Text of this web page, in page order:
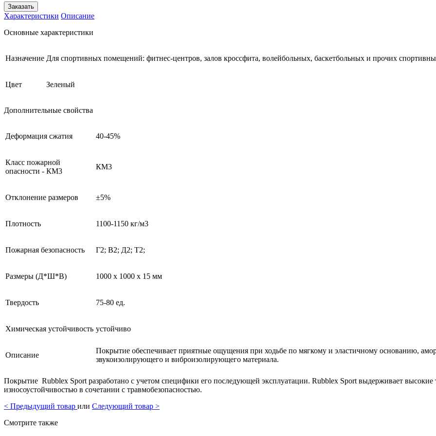
Заказать
Характеристики Описание
Основные характеристики
Назначение Для спортивных помещений: фитнес-центров, залов кроссфита, волейбольных, баскетбольных и прочих
Цвет Зеленый
Дополнительные свойства
Деформация сжатия 40-45%
Класс пожарной
опасности - КМ3
КМ3
Отклонение размеров ±5%
Плотность 1100-1150 кг/м3
Пожарная безопасность Г2; В2; Д2; Т2;
Размеры (Д*Ш*В) 1000 x 1000 x 15 мм
Твердость 75-80 ед.
Химическая устойчивость устойчиво
Описание
Покрытие обеспечивает приятные ощущения при ходьбе по мягкому и эластичному основанию,
звукоизолирующего и виброизолирующего материала.
Покрытие Rubblex Sport разработано с учетом специфики его последующей эксплуатации. Rubblex Sport выдерживает высокие
износоустойчивостью в сочетании с травмобезопасностью.
< Предыдущий товар или Следующий товар >
Смотрите также